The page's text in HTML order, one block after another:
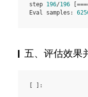
step 196/196
Eval samples:
五、评估效果
[ ]